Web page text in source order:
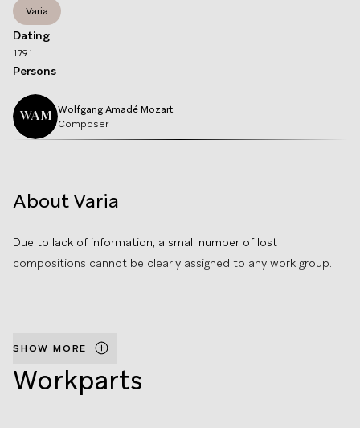
Varia
Dating
1791
Persons
WAM
Wolfgang AmadéMozart
Composer
About Varia
Due to lack of information, a small number of lost
compositions cannot be clearly assigned to any work group.
SHOW MORE
Workparts